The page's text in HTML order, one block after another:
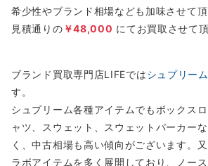
希少性やブランド相場なども加味させて
見積通りの ￥48,000 にてお買取させて
ブランド買取専門店LIFEではシュプリーム
す。
シュプリーム各種アイテムでもボックス
ャツ、スウェット、スウェットパーカー
く、中古相場も高い傾向がございます。
ラボアイテムを多く展開しており、ノー